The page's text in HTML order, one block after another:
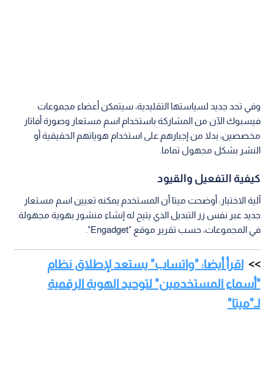
وفي تحد جديد لسياستها التقليدية، سيتمكن أعضاء مجموعات
فيسبوك الآن من المشاركة باستخدام اسم مستعار وصورة أفاتار
مخصصين، بدلا من إجبارهم على استخدام هوياتهم الحقيقية أو
النشر بشكل مجهول تماما.
كيفية التفعيل والقيود
آلية الاختيار: أوضحت ميتا أن المستخدم يمكنه تعيين اسم مستعار
جديد عبر نفس زر التبديل الذي يتيح له إنشاء منشور بهوية مجهولة
في المجموعات، حسب تقرير موقع "Engadget".
اقرأ أيضا: "واتساب" يستعد لإطلاق نظام
"أسماء المستخدمين" لتوحيد الهوية الرقمية
لـ"ميتا"